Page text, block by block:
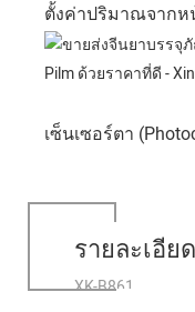
ตั้งค่าปริมาณจาก
เซ็นเซอร์ตา
รายละเอียด
XK-B861